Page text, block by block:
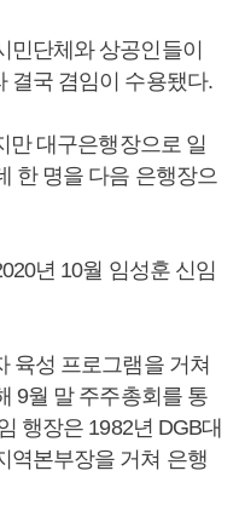
민단체와 상공인들이
결국 겸임이 수용됐다.
만 대구은행장으로 일
한 명을 다음 은행장으
년 10월 임성훈 신임
육성 프로그램을 거쳐
9월 말 주주총회를 통
행장은 1982년 DGB대
역본부장을 거쳐 은행